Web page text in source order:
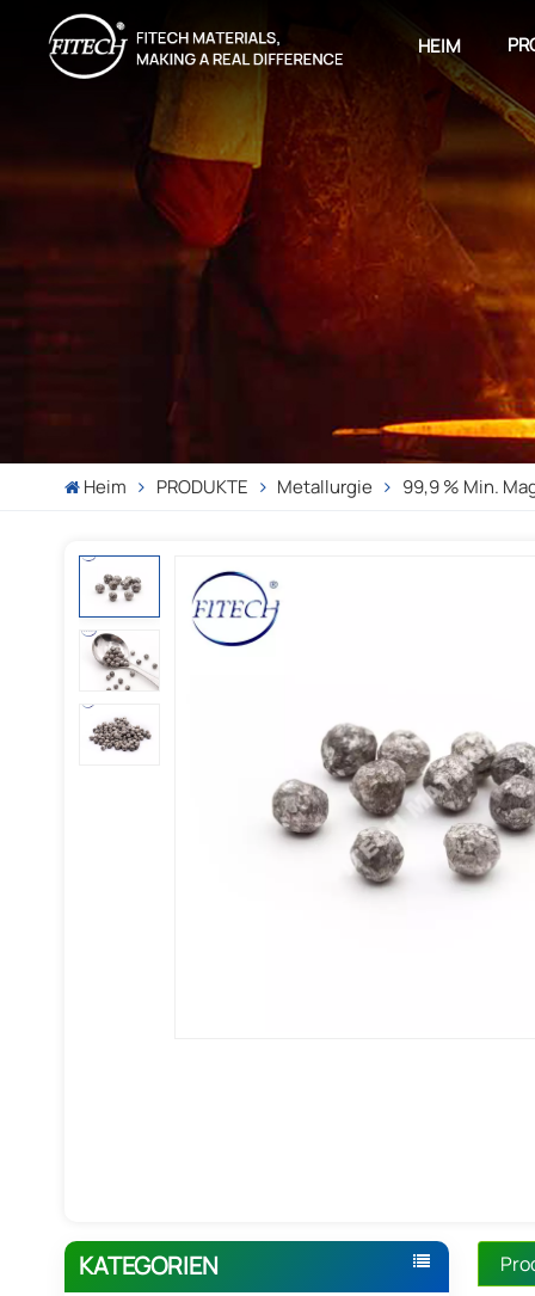
HEIM
Heim PRODUKTE Metallurgie 99,9 % Min.
KATEGORIEN